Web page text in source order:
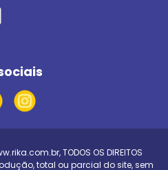
, TODOS OS DIREITOS
total ou parcial do site, sem